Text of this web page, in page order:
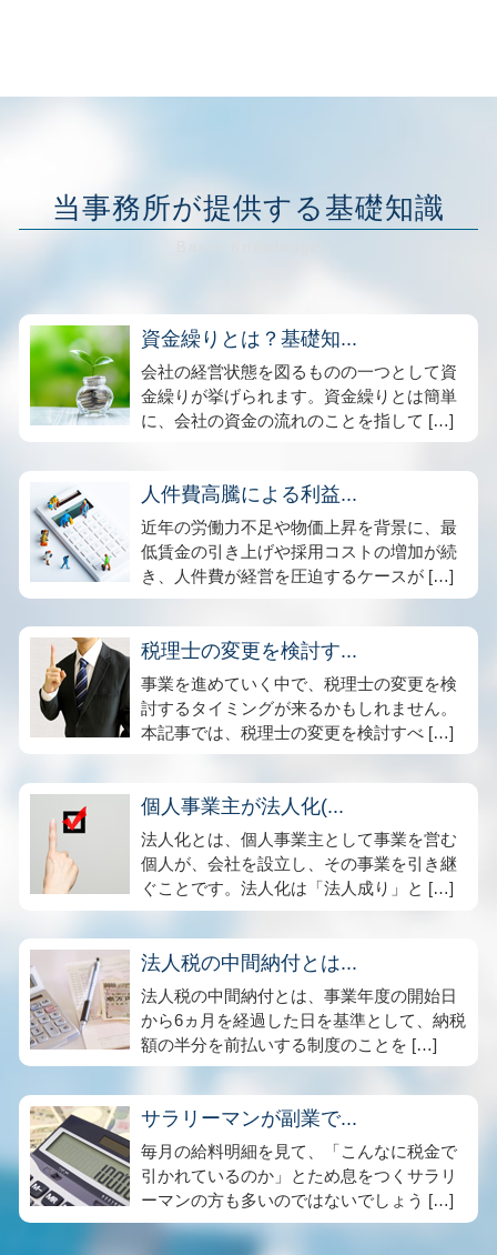
当事務所が提供する基礎知識
資金繰りとは？基礎知...
会社の経営状態を図るものの一つとして資
金繰りが挙げられます。資金繰りとは簡単
に、会社の資金の流れのことを指して […]
人件費高騰による利益...
近年の労働力不足や物価上昇を背景に、最
低賃金の引き上げや採用コストの増加が続
き、人件費が経営を圧迫するケースが […]
税理士の変更を検討す...
事業を進めていく中で、税理士の変更を検
討するタイミングが来るかもしれません。
本記事では、税理士の変更を検討すべ […]
個人事業主が法人化(...
法人化とは、個人事業主として事業を営む
個人が、会社を設立し、その事業を引き継
ぐことです。法人化は「法人成り」と […]
法人税の中間納付とは...
法人税の中間納付とは、事業年度の開始日
から6ヵ月を経過した日を基準として、納税
額の半分を前払いする制度のことを […]
サラリーマンが副業で...
毎月の給料明細を見て、「こんなに税金で
引かれているのか」とため息をつくサラリ
ーマンの方も多いのではないでしょう […]